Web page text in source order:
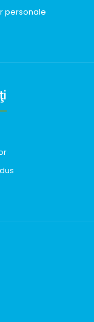
personale